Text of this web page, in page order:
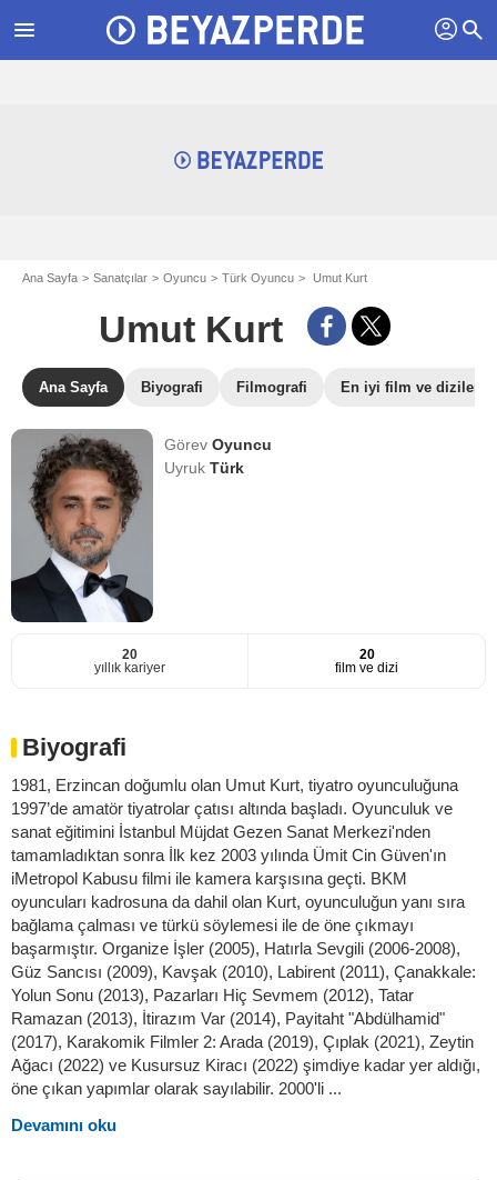
menu profil search
Ana Sayfa Sanatçılar Oyuncu Türk Oyuncu Umut Kurt
Umut Kurt
Ana Sayfa Biyografi Filmografi En iyi film ve dizileri
GörevOyuncu
UyrukTürk
20
yıllık kariyer
20
film ve dizi
Biyografi
1981, Erzincan doğumlu olan Umut Kurt, tiyatro oyunculuğuna
1997’de amatör tiyatrolar çatısı altında başladı. Oyunculuk ve
sanat eğitimini İstanbul Müjdat Gezen Sanat Merkezi'nden
tamamladıktan sonra İlk kez 2003 yılında Ümit Cin Güven'ın
iMetropol Kabusu filmi ile kamera karşısına geçti. BKM
oyuncuları kadrosuna da dahil olan Kurt, oyunculuğun yanı sıra
bağlama çalması ve türkü söylemesi ile de öne çıkmayı
başarmıştır. Organize İşler (2005), Hatırla Sevgili (2006-2008),
Güz Sancısı (2009), Kavşak (2010), Labirent (2011), Çanakkale:
Yolun Sonu (2013), Pazarları Hiç Sevmem (2012), Tatar
Ramazan (2013), İtirazım Var (2014), Payitaht "Abdülhamid"
(2017), Karakomik Filmler 2: Arada (2019), Çıplak (2021), Zeytin
Ağacı (2022) ve Kusursuz Kiracı (2022) şimdiye kadar yer aldığı,
öne çıkan yapımlar olarak sayılabilir. 2000'li ...
Devamını oku